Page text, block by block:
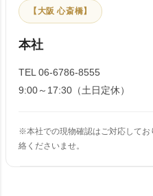
【大阪 心斎橋】
本社
TEL 06-6786-8555
9:00～17:30（土日定休）
※本社での現物確認はご対応してお
絡くださいませ。